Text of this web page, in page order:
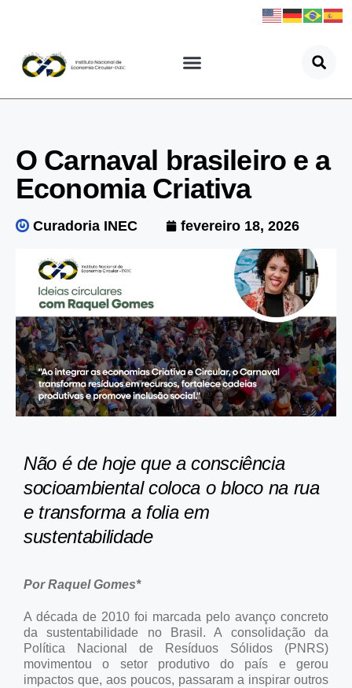
O Carnaval brasileiro e a
Economia Criativa
Curadoria INEC fevereiro 18, 2026
Não é de hoje que a consciência
socioambiental coloca o bloco na rua
e transforma a folia em
sustentabilidade
Por Raquel Gomes*
A década de 2010 foi marcada pelo avanço concreto
da sustentabilidade no Brasil. A consolidação da
Política Nacional de Resíduos Sólidos (PNRS)
movimentou o setor produtivo do país e gerou
impactos que, aos poucos, passaram a inspirar outros